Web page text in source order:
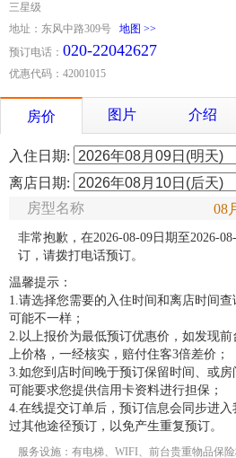
三星级
地址：东风中路309号 地图 >>
预订电话： 020-22042627
优惠代码：42001015
房价 图片 介绍
入住日期:
离店日期:
08
房型名称
非常抱歉，在2026-08-09日期至2026-
订，请拨打电话预订。
温馨提示：
1.请选择您需要的入住时间和离店时间
可能不一样；
2.以上报价为最低预订优惠价，如发现
上价格，一经核实，赔付住客3倍差价；
3.如您到店时间晚于预订保留时间、或房
可能要求您提供信用卡资料进行担保；
4.在线提交订单后，预订信息会同步进
过其他途径预订，以免产生重复预订。
服务设施：有电梯、WIFI、前台贵重物品保